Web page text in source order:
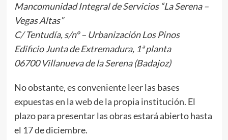
Mancomunidad Integral de Servicios “La Serena –
Vegas Altas”
C/ Tentudía, s/nº – Urbanización Los Pinos
Edificio Junta de Extremadura, 1ª planta
06700 Villanueva de la Serena (Badajoz)
No obstante, es conveniente leer las bases
expuestas en laweb de la propia institución. El
plazo para presentar las obras estará abierto hasta
el 17 de diciembre.